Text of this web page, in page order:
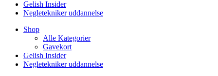
Gelish Insider
Negletekniker uddannelse
Shop
Alle Kategorier
Gavekort
Gelish Insider
Negletekniker uddannelse